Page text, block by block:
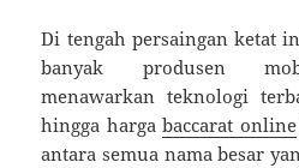
Di tengah persaingan ketat
banyak produsen
menawarkan teknologi
hingga hargabaccarat online
antara semua nama besar